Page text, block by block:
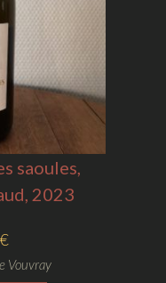
saoules,
2023
€
Vouvray